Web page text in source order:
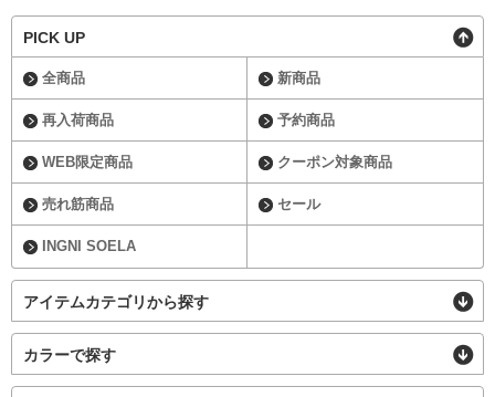
PICK UP
全商品 新商品
再入荷商品 予約商品
WEB限定商品 クーポン対象商品
売れ筋商品 セール
INGNI SOELA
アイテムカテゴリから探す
カラーで探す